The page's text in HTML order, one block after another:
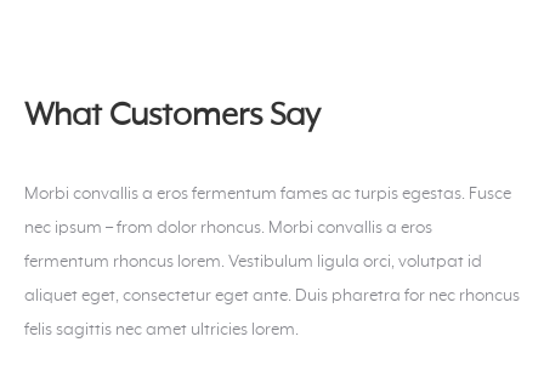
What Customers Say
Morbi convallis a eros fermentum fames ac turpis egestas. Fusce
nec ipsum – from dolor rhoncus. Morbi convallis a eros
fermentum rhoncus lorem. Vestibulum ligula orci, volutpat id
aliquet eget, consectetur eget ante. Duis pharetra for nec rhoncus
felis sagittis nec amet ultricies lorem.